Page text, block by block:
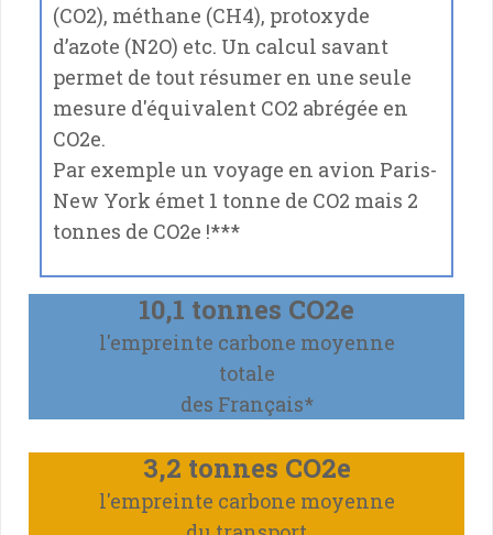
(CO2), méthane (CH4), protoxyde
d’azote (N2O) etc. Un calcul savant
permet de tout résumer en une seule
mesure d'équivalent CO2 abrégée en
CO2e.
Par exemple un voyage en avion Paris-
New York émet 1 tonne de CO2 mais 2
tonnes de CO2e !***
10,1 tonnes CO2e
l'empreinte carbone moyenne
totale
des Français*
3,2 tonnes CO2e
l'empreinte carbone moyenne